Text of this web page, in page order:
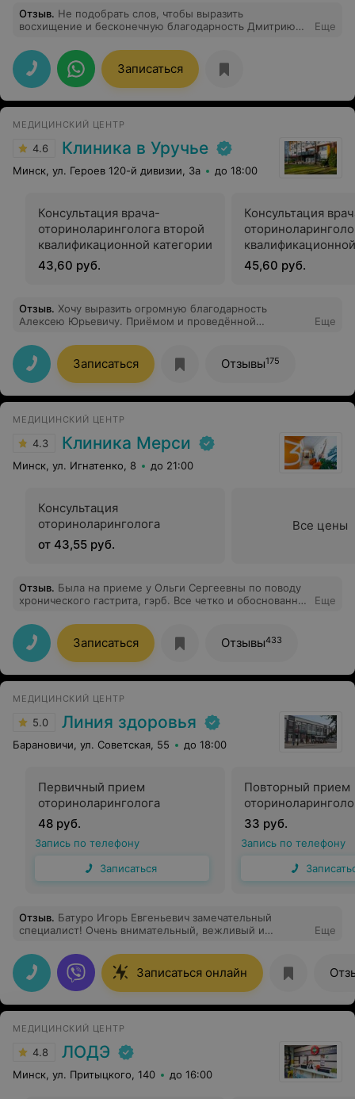
Отзыв. Не подобрать слов, чтобы выразить
восхищение и бесконечную благодарность Дмитрию
дышать и быть ещё красивее. Ваш труд бесценен!
Еще
Записаться
МЕДИЦИНСКИЙ ЦЕНТР
4.6 Клиника в Уручье
Минск, ул. Героев 120-й дивизии, 3а до 18:00
Консультация врача-
оториноларинголога второй
квалификационной категории
43,60 руб.
Консультация
45,60 руб.
Отзыв. Хочу выразить огромную благодарность
Алексею Юрьевичу. Приёмом и проведённой
жизни лежал на операционном столе, все прошло
спокойно и профессионально) Ставлю 10 из 5)
Еще
Записаться Отзывы175
МЕДИЦИНСКИЙ ЦЕНТР
4.3 Клиника Мерси
Минск, ул. Игнатенко, 8 до 21:00
Консультация
оториноларинголога
от 43,55 руб.
Все цены
Отзыв. Была на приеме у Ольги Сергеевны по поводу
хронического гастрита, гэрб. Все четко и обоснованно,
других имеющихся заболеваний. Назначила
необходимые обследования, а в дальнейшем и
лечение. Уже сейчас моё состояние значительно
улучшилось благодаря рекомендациям Ольги
Сергеевны, несмотря на то, что лечение еще не
жизни своих пациентов! Успехов в Вашем нелегком
Еще
Записаться Отзывы433
МЕДИЦИНСКИЙ ЦЕНТР
5.0 Линия здоровья
Барановичи, ул. Советская, 55 до 18:00
Первичный прием
оториноларинголога
48 руб.
Запись по телефону
Записаться
Повторный прием
33 руб.
Запись по телефону
Отзыв. Батуро Игорь Евгеньевич замечательный
специалист! Очень внимательный, вежливый и
подробно объяснил и ответил на все мои вопросы.
Спасибо!
Еще
Записаться онлайн
МЕДИЦИНСКИЙ ЦЕНТР
4.8 ЛОДЭ
Минск, ул. Притыцкого, 140 до 16:00